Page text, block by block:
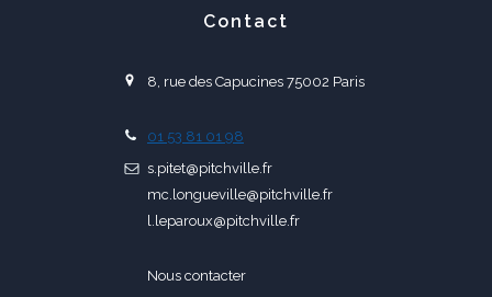
Contact
8, rue des Capucines 75002 Paris
01 53 81 01 98
s.pitet@pitchville.fr
mc.longueville@pitchville.fr
l.leparoux@pitchville.fr
Nous contacter